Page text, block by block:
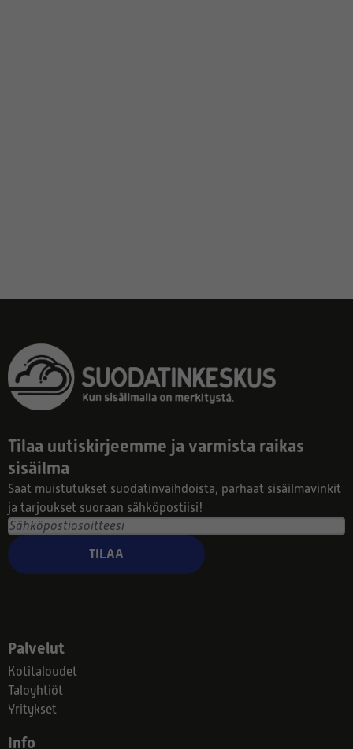
Tilaa uutiskirjeemme ja varmista raikas
sisäilma
Saat muistutukset suodatinvaihdoista, parhaat sisäilmavinkit
ja tarjoukset suoraan sähköpostiisi!
TILAA
Palvelut
Kotitaloudet
Taloyhtiöt
Yritykset
Info